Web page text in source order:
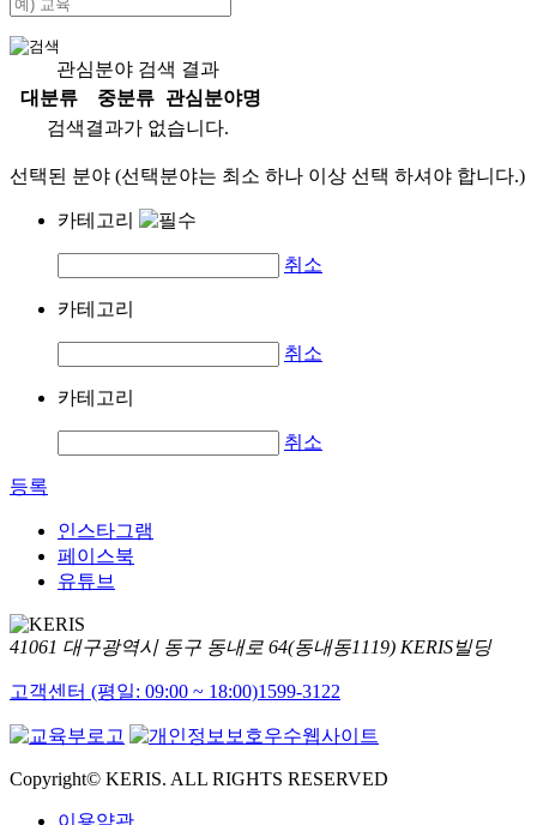
관심분야 검색 결과
대분류
중분류
관심분야명
검색결과가 없습니다.
선택된 분야 (선택분야는 최소 하나 이상 선택 하셔야 합니다.)
카테고리
취소
카테고리
취소
카테고리
취소
등록
인스타그램
페이스북
유튜브
41061 대구광역시 동구 동내로 64(동내동1119) KERIS빌딩
고객센터 (평일: 09:00 ~ 18:00)1599-3122
Copyright© KERIS. ALL RIGHTS RESERVED